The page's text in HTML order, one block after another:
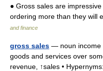
● Gross sales are
ordering more than they
and finance
gross sales — noun income
goods and services over
revenue, ↑sales •